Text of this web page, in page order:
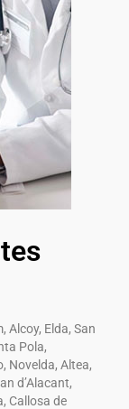
Alcoy, Elda, San
Pola,
Novelda, Altea,
d’Alacant,
Callosa de